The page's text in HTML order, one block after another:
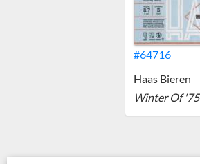
#64716
Haas Bieren
Winter Of '75